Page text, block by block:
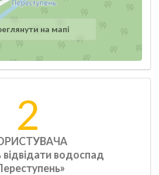
на мапі
2
водоспад